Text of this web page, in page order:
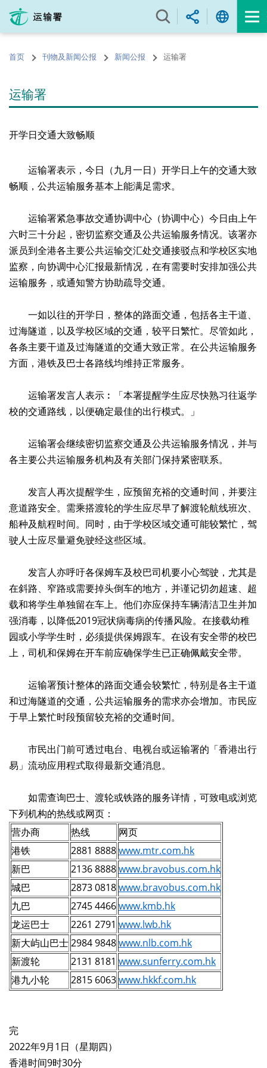
内
的首页 刊物及新闻公报 新闻公报 运输署
运输署
开学日交通大致畅顺
运输署表示，今日（九月一日）开学日上午的交通大致
畅顺，公共运输服务基本上能满足需求。
运输署紧急事故交通协调中心（协调中心）今日由上午
六时三十分起，密切监察交通及公共运输服务情况。该署亦
派员到全港各主要公共运输交汇处交通接驳点和学校区实地
监察，向协调中心汇报最新情况，在有需要时安排加强公共
运输服务，或通知警方协助疏导交通。
一如以往的开学日，整体的路面交通，包括各主干道、
过海隧道，以及学校区域的交通，较平日繁忙。尽管如此，
各条主要干道及过海隧道的交通大致正常。在公共运输服务
方面，港铁及巴士各路线均维持正常服务。
运输署发言人表示︰「本署提醒学生应尽快熟习往返学
校的交通路线，以便确定最佳的出行模式。」
运输署会继续密切监察交通及公共运输服务情况，并与
各主要公共运输服务机构及有关部门保持紧密联系。
发言人再次提醒学生，应预留充裕的交通时间，并要注
意道路安全。需乘搭渡轮的学生应尽早了解渡轮航线班次、
船种及航程时间。同时，由于学校区域交通可能较繁忙，驾
驶人士应尽量避免驶经这些区域。
发言人亦呼吁各保姆车及校巴司机要小心驾驶，尤其是
在斜路、窄路或需要掉头倒车的地方，并谨记切勿超速、超
载和将学生单独留在车上。他们亦应保持车辆清洁卫生并加
强消毒，以降低2019冠状病毒病的传播风险。在接载幼稚
园或小学学生时，必须提供保姆跟车。在设有安全带的校巴
上，司机和保姆在开车前应确保学生已正确佩戴安全带。
运输署预计整体的路面交通会较繁忙，特别是各主干道
和过海隧道的交通，公共运输服务的需求亦会增加。市民应
于早上繁忙时段预留较充裕的交通时间。
市民出门前可透过电台、电视台或运输署的「香港出行
易」流动应用程式取得最新交通消息。
如需查询巴士、渡轮或铁路的服务详情，可致电或浏览
下列机构的热线或网页：
营办商
热线
网页
港铁
2881 8888www.mtr.com.hk
新巴
2136 8888www.bravobus.com.hk
城巴
2873 0818www.bravobus.com.hk
九巴
2745 4466www.kmb.hk
龙运巴士
2261 2791 www.lwb.hk
新大屿山巴士2984 9848www.nlb.com.hk
新渡轮
2131 8181 www.sunferry.com.hk
港九小轮
2815 6063www.hkkf.com.hk
完
2022年9月1日（星期四）
香港时间9时30分